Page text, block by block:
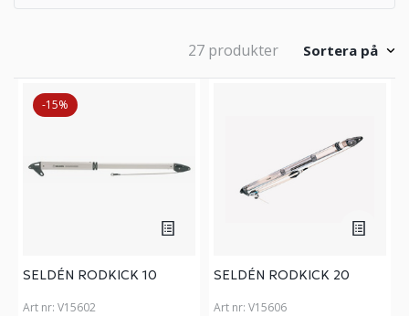
27 produkter Sortera på
-15%
SELDÉN RODKICK 10
Art nr: V15602
SELDÉN RODKICK 20
Art nr: V15606